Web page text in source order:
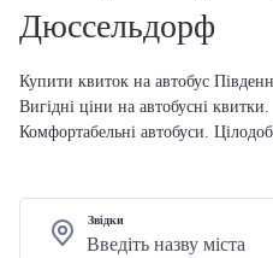
Дюссельдорф
Купити квиток на автобус
Вигідні ціни на автобусні квитки.
Комфортабельні автобуси.
Звідки